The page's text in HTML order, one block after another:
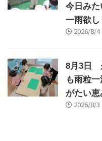
今日みた
一雨欲し
2026/8/4
8月3日
も雨粒
がたい恵
2026/8/3